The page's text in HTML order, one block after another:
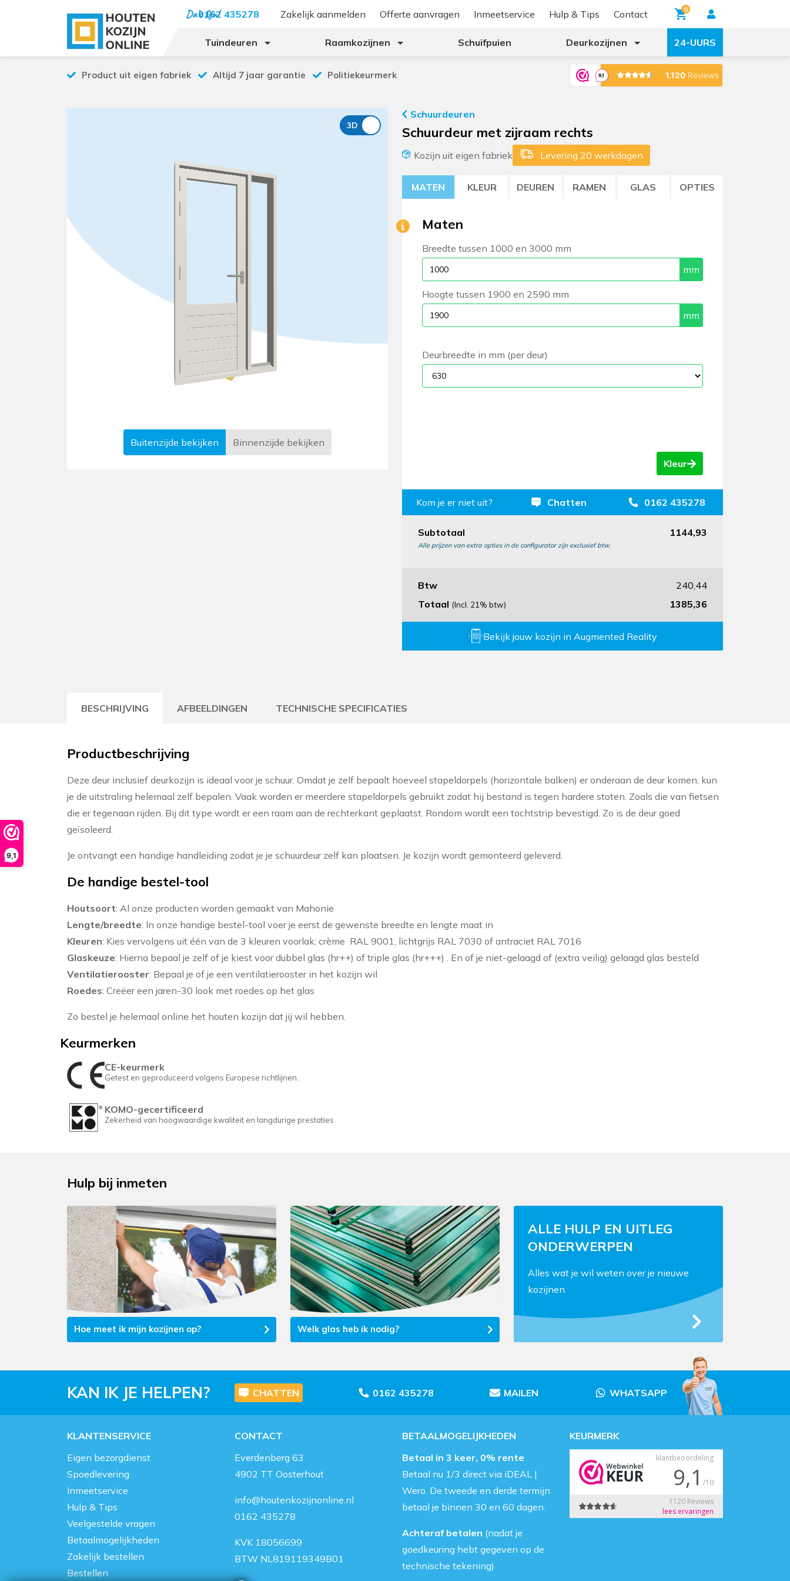
9,1
0162 435278 Zakelijk aanmelden Offerte aanvragen Inmeetservice Hulp & Tips Contact 0
Tuindeuren Raamkozijnen Schuifpuien Deurkozijnen 24-UURS
Product uit eigen fabriek Altijd 7 jaar garantie Politiekeurmerk
Buitenzijde bekijken Binnenzijde bekijken
Schuurdeuren
Schuurdeur met zijraam rechts
Levering 20 werkdagen
Kozijn uit eigen fabriek
MATEN KLEUR DEUREN RAMEN GLAS OPTIES
Maten
Breedte tussen 1000 en 3000 mm
Hoogte tussen 1900 en 2590 mm
Deurbreedte in mm (per deur)
Kleur
Kom je er niet uit? Chatten 0162 435278
Subtotaal 1144,93
Alle prijzen van extra opties in de configurator zijn exclusief btw.
Btw
240,44
Totaal (Incl. 21% btw) 1385,36
Bekijk jouw kozijn in Augmented Reality
BESCHRIJVING AFBEELDINGEN TECHNISCHE SPECIFICATIES
Productbeschrijving
Deze deur inclusief deurkozijn is ideaal voor je schuur. Omdat je zelf bepaalt hoeveel stapeldorpels (horizontale balken) er onderaan de deur komen, kun
je de uitstraling helemaal zelf bepalen. Vaak worden er meerdere stapeldorpels gebruikt zodat hij bestand is tegen hardere stoten. Zoals die van fietsen
die er tegenaan rijden. Bij dit type wordt er een raam aan de rechterkant geplaatst. Rondom wordt een tochtstrip bevestigd. Zo is de deur goed
geïsoleerd.
Je ontvangt een handige handleiding zodat je je schuurdeur zelf kan plaatsen. Je kozijn wordt gemonteerd geleverd.
De handige bestel-tool
Houtsoort: Al onze producten worden gemaakt van Mahonie
Lengte/breedte: In onze handige bestel-tool voer je eerst de gewenste breedte en lengte maat in
Kleuren: Kies vervolgens uit één van de 3 kleuren voorlak; crème RAL 9001, lichtgrijs RAL 7030 of antraciet RAL 7016
Glaskeuze: Hierna bepaal je zelf of je kiest voor dubbel glas (hr++) of triple glas (hr+++) . En of je niet-gelaagd of (extra veilig) gelaagd glas besteld
Ventilatierooster: Bepaal je of je een ventilatierooster in het kozijn wil
Roedes: Creëer een jaren-30 look met roedes op het glas
Zo bestel je helemaal online het houten kozijn dat jij wil hebben.
Keurmerken
CE-keurmerk
Getest en geproduceerd volgens Europese richtlijnen.
KOMO-gecertificeerd
Zekerheid van hoogwaardige kwaliteit en langdurige prestaties
Hulp bij inmeten
Hoe meet ik mijn kozijnen op? Welk glas heb ik nodig?
ALLE HULP EN UITLEG
ONDERWERPEN
Alles wat je wil weten over je nieuwe
kozijnen
KAN IK JE HELPEN? CHATTEN 0162 435278 MAILEN WHATSAPP
KLANTENSERVICE
Eigen bezorgdienst
Spoedlevering
Inmeetservice
Hulp & Tips
Veelgestelde vragen
Betaalmogelijkheden
Zakelijk bestellen
Bestellen
CONTACT
Everdenberg 63
4902 TT Oosterhout
info@houtenkozijnonline.nl
0162 435278
KVK 18056699
BTW NL819119349B01
BETAALMOGELIJKHEDEN
Betaal in 3 keer, 0% rente
Betaal nu 1/3 direct via iDEAL |
Wero. De tweede en derde termijn
betaal je binnen 30 en 60 dagen.
Achteraf betalen (nadat je
goedkeuring hebt gegeven op de
technische tekening)
KEURMERK